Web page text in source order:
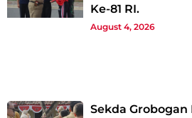
Ke-81 RI.
August 4, 2026
Sekda